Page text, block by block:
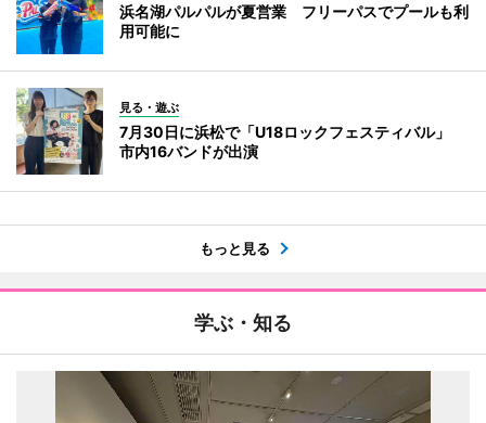
浜名湖パルパルが夏営業 フリーパスでプールも利
用可能に
見る・遊ぶ
7月30日に浜松で「U18ロックフェスティバル」
市内16バンドが出演
もっと見る
学ぶ・知る